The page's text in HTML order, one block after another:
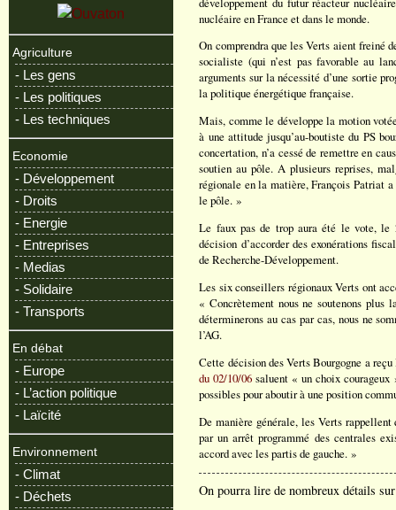
Agriculture
- Les gens
- Les politiques
- Les techniques
Economie
- Développement
- Droits
- Energie
- Entreprises
- Medias
- Solidaire
- Transports
En débat
- Europe
- L’action politique
- Laïcité
Environnement
- Climat
- Déchets
nucléaire en France et dans le monde.
On comprendra que les Verts aient freiné
socialiste (qui n’est pas favorable au
arguments sur la nécessité d’une sortie
la politique énergétique française.
Mais, comme le développe la motion
à une attitude jusqu’au-boutiste du PS
concertation, n’a cessé de remettre en
soutien au pôle. A plusieurs reprises,
régionale en la matière, François Patriat
le pôle. »
Le faux pas de trop aura été le vote, le
décision d’accorder des exonérations
de Recherche-Développement.
Les six conseillers régionaux Verts ont
« Concrètement nous ne soutenons
déterminerons au cas par cas, nous ne
l’AG.
Cette décision des Verts Bourgogne a
du 02/10/06 saluent « un choix
possibles pour aboutir à une position
De manière générale, les Verts
par un arrêt programmé des centrales
accord avec les partis de gauche. »
On pourra lire de nombreux détails